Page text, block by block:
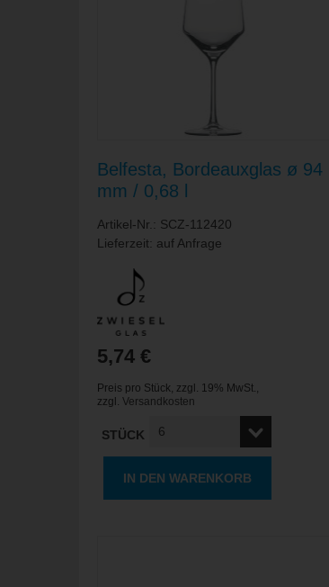
Belfesta, Bordeauxglas ø 94
mm / 0,68 l
Artikel-Nr.: SCZ-112420
Lieferzeit: auf Anfrage
5,74 €
Preis pro Stück, zzgl. 19% MwSt.,
zzgl. Versandkosten
STÜCK
IN DEN WARENKORB